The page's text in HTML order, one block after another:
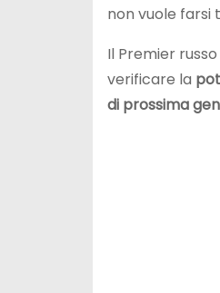
non vuole
Il Premier
verificare la
di prossima